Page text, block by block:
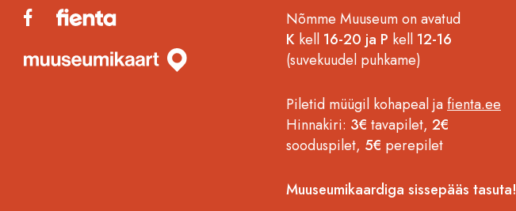
Nõmme Muuseum on avatud
K kell 16-20 ja P kell 12-16
(suvekuudel puhkame)
Piletid müügil kohapeal jafienta.ee
Hinnakiri: 3€ tavapilet, 2€
sooduspilet, 5€ perepilet
Muuseumikaardiga sissepääs tasuta!